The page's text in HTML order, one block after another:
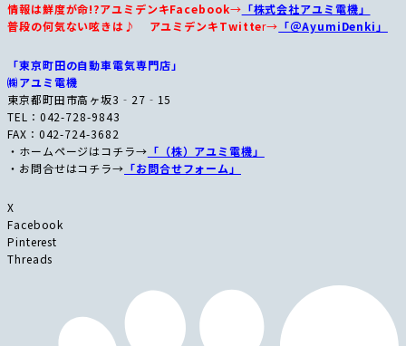
情報は鮮度が命!?アユミデンキFacebook→ 「株式会社アユミ電機」
普段の何気ない呟きは♪ アユミデンキTwitter→ 「＠AyumiDenki」
「東京町田の自動車電気専門店」
㈱アユミ電機
東京都町田市高ヶ坂3‐27‐15
TEL：042-728-9843
FAX：042-724-3682
・ホームページはコチラ→ 「（株）アユミ電機」
・お問合せはコチラ→ 「お問合せフォーム」
X
Facebook
Pinterest
Threads